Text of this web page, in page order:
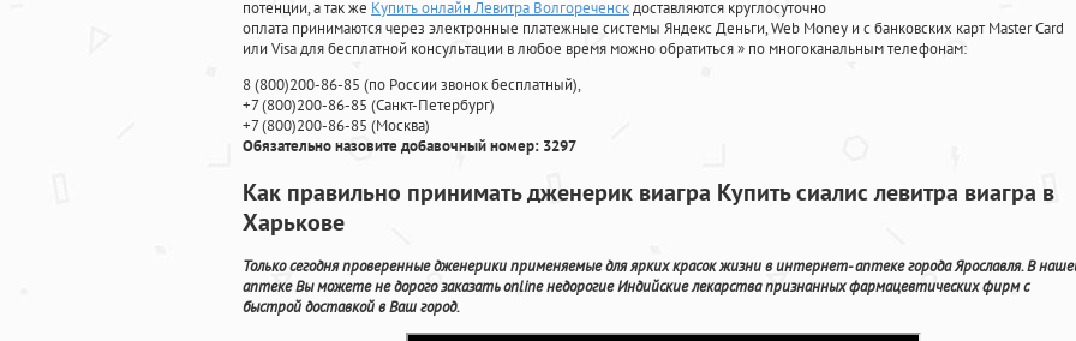
потенции, а так же Купить онлайн Левитра Волгореченскдоставляются круглосуточно
оплата принимаются через электронные платежные системы Яндекс Деньги, Web Money и с банковских карт Master Card
или Visa для бесплатной консультации в любое время можно обратиться» по многоканальным телефонам:
8(800)200-86-85 (по России звонок бесплатный),
+7(800)200-86-85 (Санкт-Петербург)
+7(800)200-86-85 (Москва)
Обязательно назовите добавочный номер: 3297
Как правильно принимать дженерик виагра Купить сиалис левитра виагра в
Харькове
Только сегодня проверенные дженерики применяемые для ярких красок жизни в интернет- аптеке города Ярославля. В
аптеке Вы можете не дорого заказать online недорогие Индийские лекарства признанных фармацевтических фирм с
быстрой доставкой в Ваш город.